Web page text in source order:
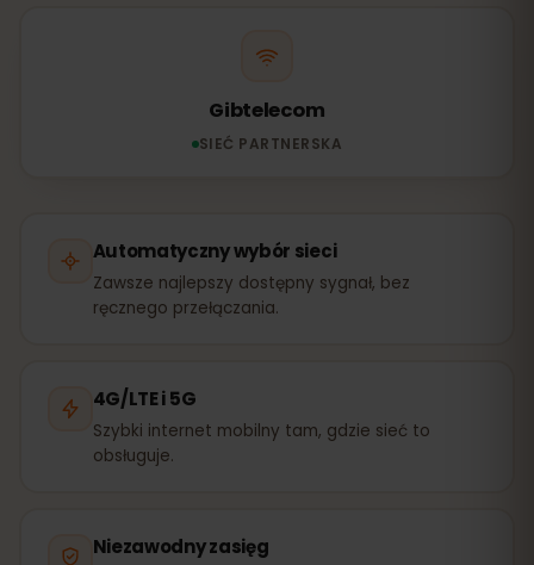
Gibtelecom
SIEĆ PARTNERSKA
Automatyczny wybór sieci
Zawsze najlepszy dostępny sygnał, bez
ręcznego przełączania.
4G/LTE i 5G
Szybki internet mobilny tam, gdzie sieć to
obsługuje.
Niezawodny zasięg